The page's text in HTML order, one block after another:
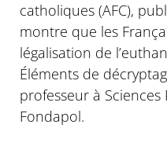
catholiques (AFC),
montre que les
légalisation de
Éléments de
professeur à
Fondapol.